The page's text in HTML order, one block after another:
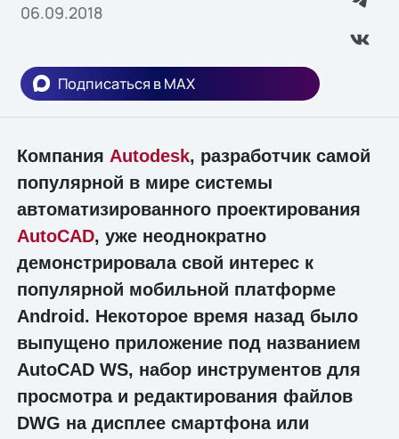
06.09.2018
Подписаться в MAX
Компания Autodesk, разработчик самой
популярной в мире системы
автоматизированного проектирования
AutoCAD, уже неоднократно
демонстрировала свой интерес к
популярной мобильной платформе
Android. Некоторое время назад было
выпущено приложение под названием
AutoCAD WS, набор инструментов для
просмотра и редактирования файлов
DWG на дисплее смартфона или